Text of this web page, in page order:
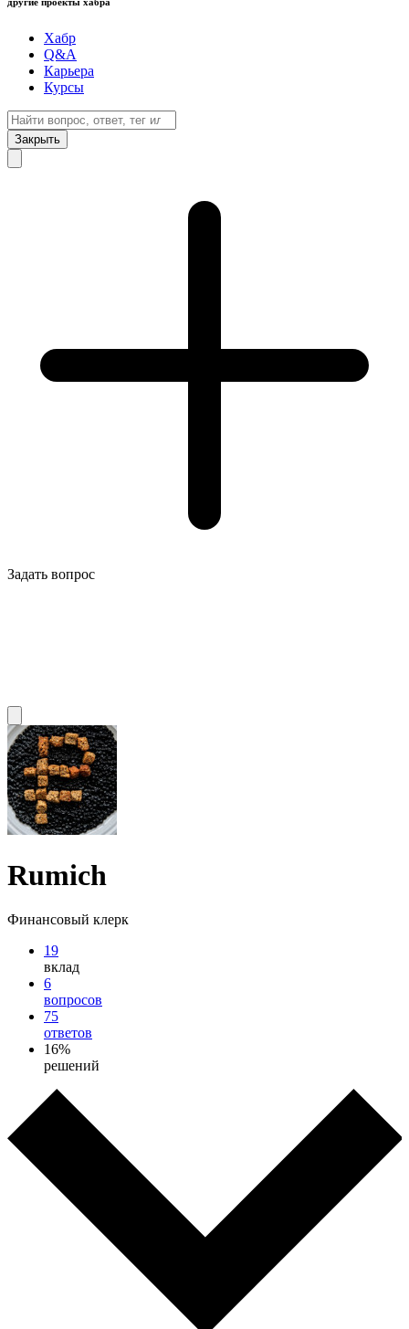
Хабр
Q&A
Карьера
Курсы
Закрыть
Задать вопрос
Rumich
Финансовый клерк
19
вклад
6
вопросов
75
ответов
16%
решений